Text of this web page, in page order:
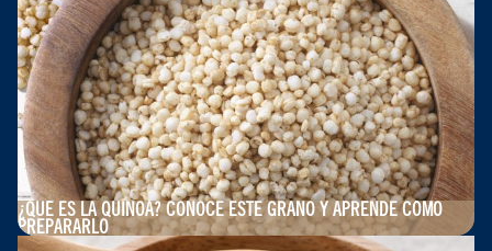
¿QUÉ ES LA QUINOA? CONOCE ESTE GRANO Y APRENDE CÓMO
PREPARARLO